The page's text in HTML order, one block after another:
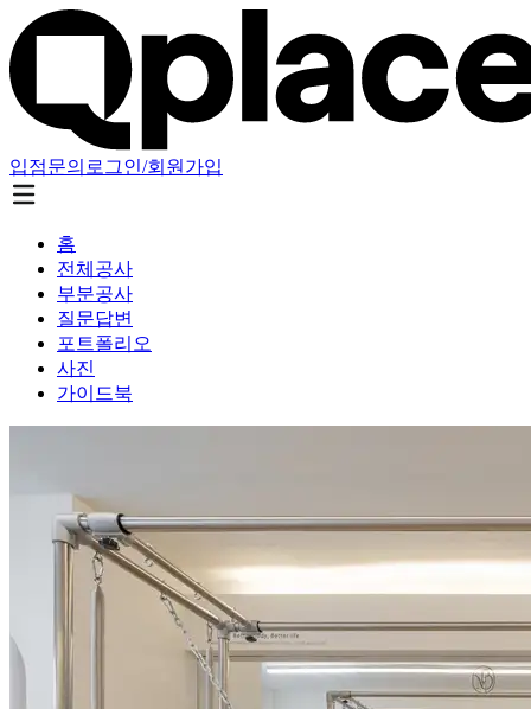
입점문의 로그인/회원가입
홈
전체공사
부분공사
질문답변
포트폴리오
사진
가이드북